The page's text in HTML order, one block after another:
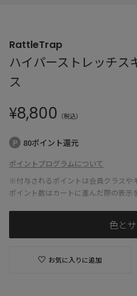
RattleTrap
ハイパーストレッチス
ス
¥8,800 （税込）
80ポイント還元
ポイントプログラムについて
※付与されるポイントは会員クラスや
ポイント数はカートに進んだ際の表示
色と
お気に入りに追加